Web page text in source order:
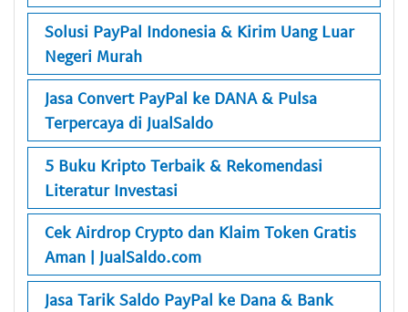
Solusi PayPal Indonesia & Kirim Uang Luar
Negeri Murah
Jasa Convert PayPal ke DANA & Pulsa
Terpercaya di JualSaldo
5 Buku Kripto Terbaik & Rekomendasi
Literatur Investasi
Cek Airdrop Crypto dan Klaim Token Gratis
Aman | JualSaldo.com
Jasa Tarik Saldo PayPal ke Dana & Bank